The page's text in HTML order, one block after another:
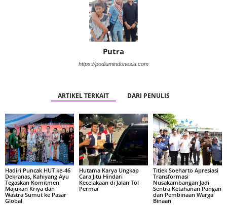
Putra
https://podiumindonesia.com
ARTIKEL TERKAIT DARI PENULIS
Hadiri Puncak HUT ke-46
Dekranas, Kahiyang Ayu
Tegaskan Komitmen
Majukan Kriya dan
Wastra Sumut ke Pasar
Global
Hutama Karya Ungkap
Cara Jitu Hindari
Kecelakaan di Jalan Tol
Permai
Titiek Soeharto Apresiasi
Transformasi
Nusakambangan Jadi
Sentra Ketahanan Pangan
dan Pembinaan Warga
Binaan